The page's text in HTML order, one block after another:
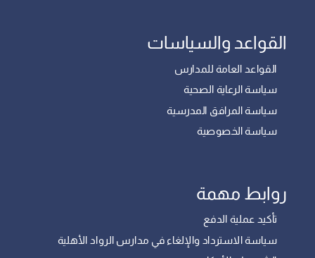
القواعد والسياسات
القواعد العامة للمدارس
سياسة الرعاية الصحية
سياسة المرافق المدرسية
سياسة الخصوصية
روابط مهمة
تأكيد عملية الدفع
سياسة الاسترداد والإلغاء في مدارس الرواد الأهلية